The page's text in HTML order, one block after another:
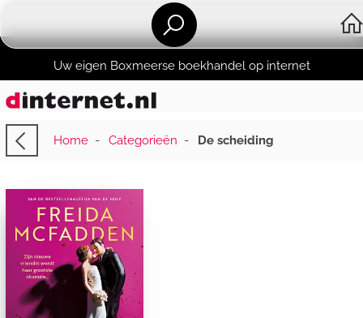
Uw eigen Boxmeerse boekhandel op internet
Home- Categorieën - De scheiding